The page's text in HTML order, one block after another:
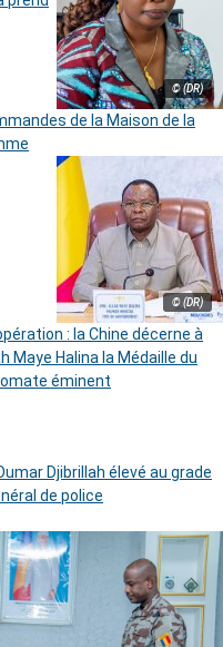
© (DR)
de la Maison de la
© (DR)
: la Chine décerne à
Maye Halina la Médaille du
éminent
Djibrillah élevé au grade
de police